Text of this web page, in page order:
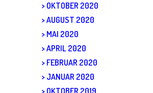
OKTOBER 2020
AUGUST 2020
MAI 2020
APRIL 2020
FEBRUAR 2020
JANUAR 2020